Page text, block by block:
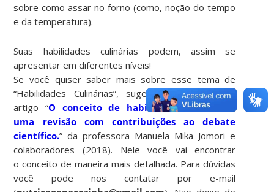
sobre como assar no forno (como, noção do tempo
e da temperatura).
Suas habilidades culinárias podem, assim se
apresentar em diferentes níveis!
Se você quiser saber mais sobre esse tema de
“Habilidades Culinárias”, sugerimos a leitura do
artigo “O conceito de habilidades culinárias.
uma revisão com contribuições ao debate
científico.” da professora Manuela Mika Jomori e
colaboradores (2018). Nele você vai encontrar
o conceito de maneira mais detalhada. Para dúvidas
você pode nos contatar por e-mail